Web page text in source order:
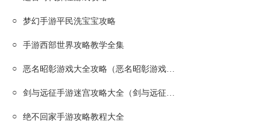
○ 梦幻手游平民洗宝宝攻略
○ 手游西部世界攻略教学全集
○ 恶名昭彰游戏大全攻略（恶名昭彰游戏大全攻略图文）
○ 剑与远征手游迷宫攻略大全（剑与远征手游迷宫攻略大全最新）
○ 绝不回家手游攻略教程大全